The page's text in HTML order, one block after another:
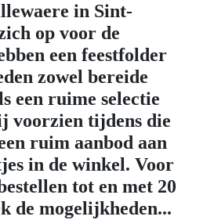
in Sint-
op voor de
een feestfolder
zowel bereide
een ruime selectie
voorzien tijdens die
ruim aanbod aan
in de winkel. Voor
tot en met 20
de mogelijkheden...